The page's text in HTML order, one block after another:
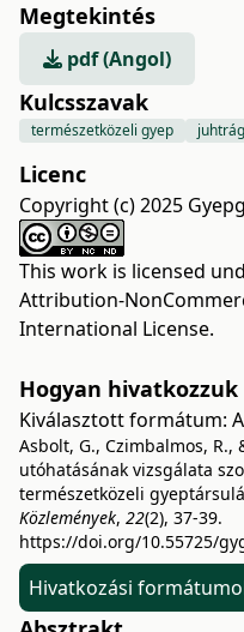
Megtekintés
pdf (Angol)
Kulcsszavak
természetközeli gyep
Licenc
Copyright (c) 2025
This work is licensed
Attribution-
International License.
Hogyan hivatkozzuk
Kiválasztott formátum:
Asbolt, G., Czimbalmos, R.,
utóhatásának vizsgálata
természetközeli
Közlemények, 22(2), 37-39.
https://doi.org/10.55725/
Hivatkozási